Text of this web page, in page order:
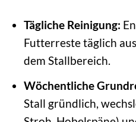
Tägliche Reinigung:
Futterreste täglich
dem Stallbereich.
Wöchentliche
Stall gründlich,